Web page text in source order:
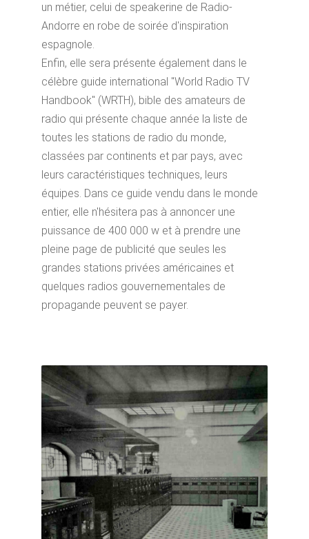
un métier, celui de speakerine de Radio-
Andorre en robe de soirée d'inspiration
espagnole.
Enfin, elle sera présente également dans le
célèbre guide international "World Radio TV
Handbook" (WRTH), bible des amateurs de
radio qui présente chaque année la liste de
toutes les stations de radio du monde,
classées par continents et par pays, avec
leurs caractéristiques techniques, leurs
équipes. Dans ce guide vendu dans le monde
entier, elle n'hésitera pas à annoncer une
puissance de 400 000 w et à prendre une
pleine page de publicité que seules les
grandes stations privées américaines et
quelques radios gouvernementales de
propagande peuvent se payer.